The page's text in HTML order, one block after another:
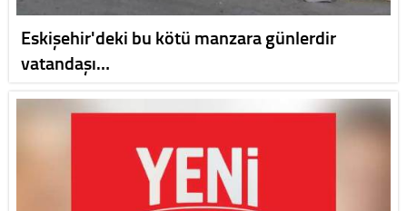
Eskişehir'deki bu kötü manzara günlerdir
vatandaşı…